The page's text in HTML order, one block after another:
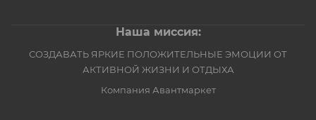
Наша миссия:
СОЗДАВАТЬ ЯРКИЕ ПОЛОЖИТЕЛЬНЫЕ ЭМОЦИИ ОТ
АКТИВНОЙ ЖИЗНИ И ОТДЫХА
Компания Авантмаркет